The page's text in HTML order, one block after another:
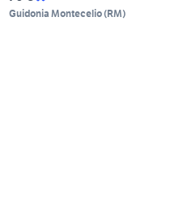
Guidonia Montecelio(RM)